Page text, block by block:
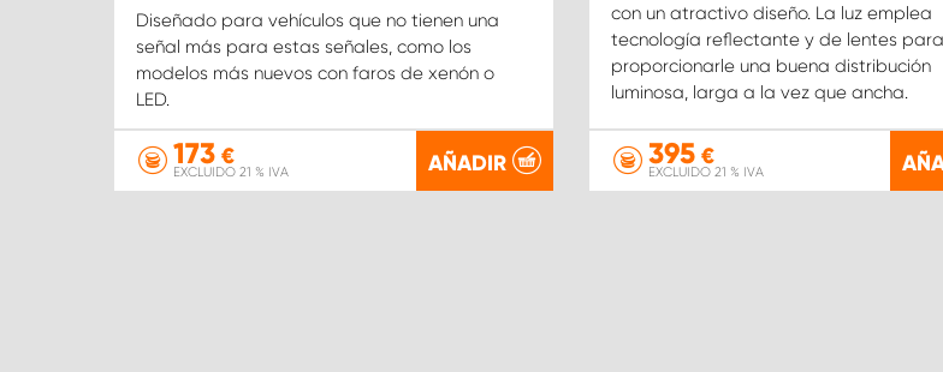
Diseñado para vehículos que no tienen una
señal más para estas señales, como los
modelos más nuevos con faros de xenón o
LED.
173 €
EXCLUIDO 21 % IVA AÑADIR
con un atractivo diseño. La luz emplea
tecnología reflectante y de lentes para
proporcionarle una buena distribución
luminosa, larga a la vez que ancha.
395€
EXCLUIDO 21 % IVA